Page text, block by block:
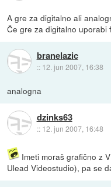
A gre za digitalno ali
Če gre za digitalno uporabi
branelazic
:: 12. jun 2007, 16:38
analogna
dzinks63
:: 12. jun 2007, 16:48
Imeti moraš grafično z
Ulead Videostudio), pa se